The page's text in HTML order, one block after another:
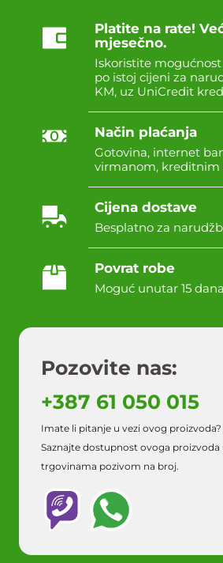
Platite na rate!
mjesečno.
Iskoristite
po istoj cijeni za
KM, uz UniCredit
Način plaćanja
Gotovina, internet
virmanom, kreditnim
Cijena dostave
Besplatno za
Povrat robe
Moguć unutar 15 dana
Pozovite nas:
+387 61 050 015
Imate li pitanje u vezi ovog
Saznajte dostupnost ovoga proizvoda
trgovinama pozivom na broj.